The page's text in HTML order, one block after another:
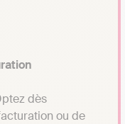
dès
ou de